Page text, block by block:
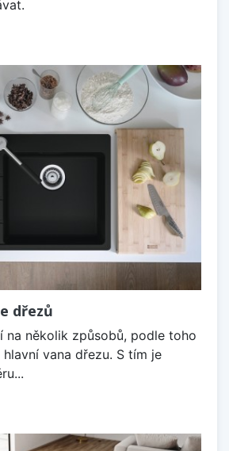
dřezů
na několik způsobů, podle toho
vana dřezu. S tím je